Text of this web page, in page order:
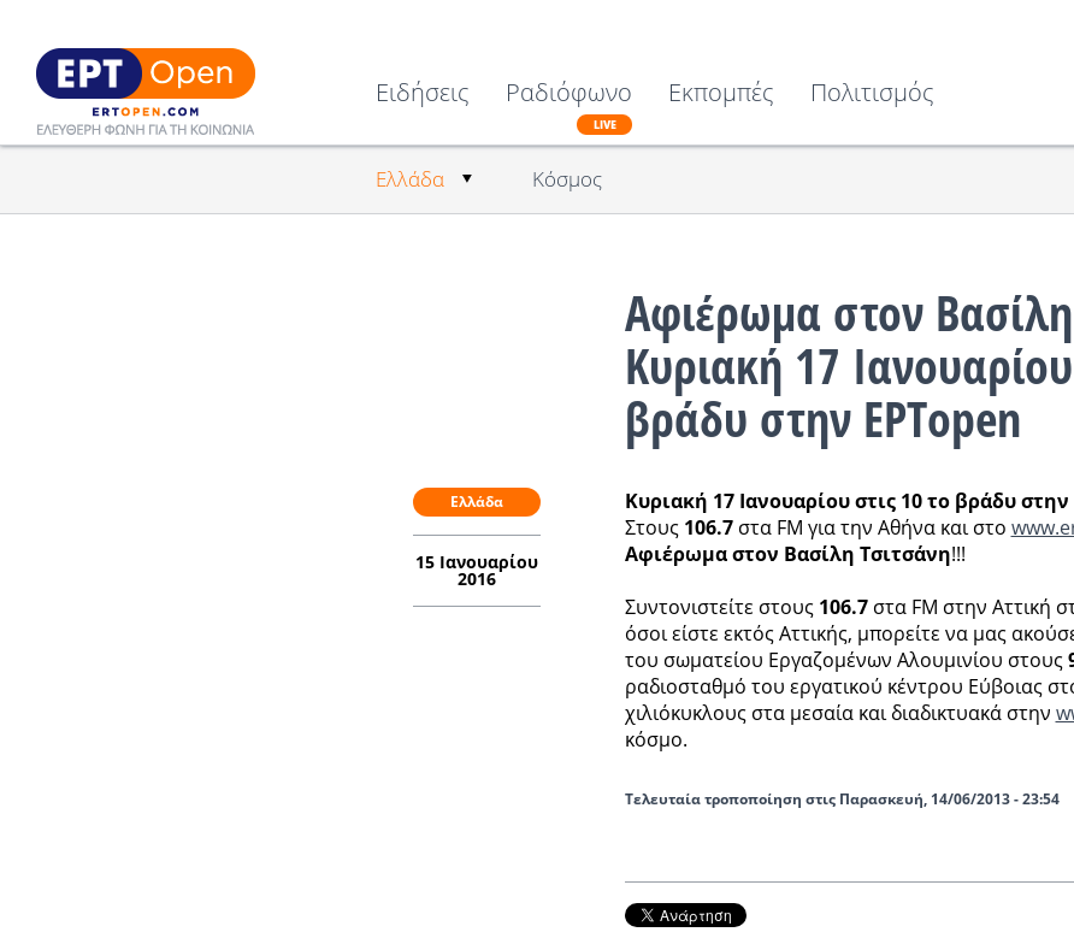
Ειδήσεις
Ελλάδα Κόσμος
Ραδιόφωνο
LIVE
Εκπομπές Πολιτισμός
Αφιέρωμα στον
Κυριακή 17
βράδυ στην ΕΡΤopen
Ελλάδα
15 Ιανουαρίου
2016
Κυριακή 17 Ιανουαρίου στις 10 το βράδυ στην
Στους 106.7στα FM για την Αθήνα και στο
Αφιέρωμα στον Βασίλη Τσιτσάνη!!!
Συντονιστείτε στους 106.7στα FM στην Αττική
όσοι είστε εκτός Αττικής, μπορείτε να μας
του σωματείου Εργαζομένων Αλουμινίου στους
ραδιοσταθμό του εργατικού κέντρου Εύβοιας
χιλιόκυκλους στα μεσαία και διαδικτυακά στην
κόσμο.
Τελευταία τροποποίηση στις Παρασκευή, 14/06/2013 - 23:54